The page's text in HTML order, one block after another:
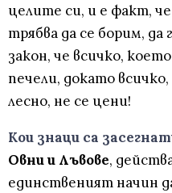
целите си, и е факт,
трябва да се борим,
закон, че всичко,
печели, докато
лесно, не се цени!
Кои знаци са
Овни и Лъвове,
единственият начин